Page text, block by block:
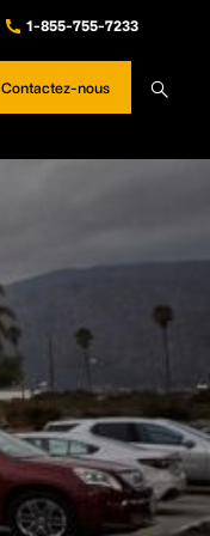
1-855-755-7233
Contactez-nous